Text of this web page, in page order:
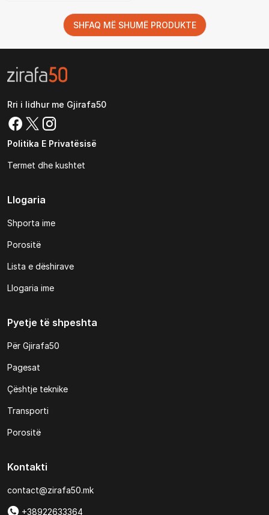
SHFAQ MË SHUMË PRODUKTE
Rri i lidhur me Gjirafa50
Politika E Privatësisë
Termet dhe kushtet
Llogaria
Shporta ime
Porositë
Lista e dëshirave
Llogaria ime
Pyetje të shpeshta
Për Gjirafa50
Pagesat
Çështje teknike
Transporti
Porositë
Kontakti
contact@zirafa50.mk
+38922633364